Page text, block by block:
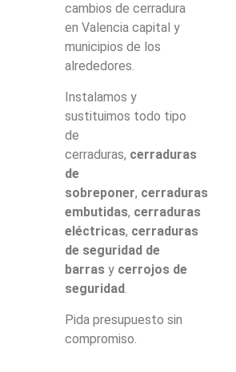
cambios de cerradura
en Valencia capital y
municipios de los
alrededores.
Instalamos y
sustituimos todo tipo
de
cerraduras, cerraduras
de
sobreponer, cerraduras
embutidas, cerraduras
eléctricas, cerraduras
de seguridad de
barras y cerrojos de
seguridad.
Pida presupuesto sin
compromiso.